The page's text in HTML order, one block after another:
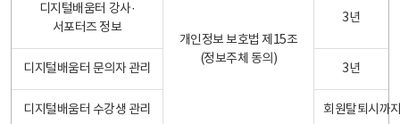
개인정보 보호법 제15조
(정보주체 동의)
디지털배움터 강사·
서포터즈 정보
3년
디지털배움터 문의자 관리 3년
디지털배움터 수강생 관리 회원탈퇴시까